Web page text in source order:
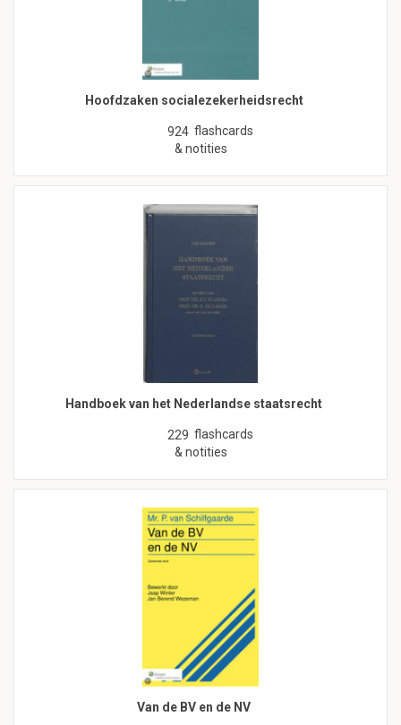
Hoofdzaken socialezekerheidsrecht
924 flashcards
& notities
Handboek van het Nederlandse staatsrecht
229 flashcards
& notities
Van de BV en de NV